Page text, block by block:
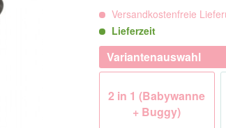
Versandkostenfreie
Lieferzeit
Variantenauswahl
2 in 1 (Babywanne
+ Buggy)